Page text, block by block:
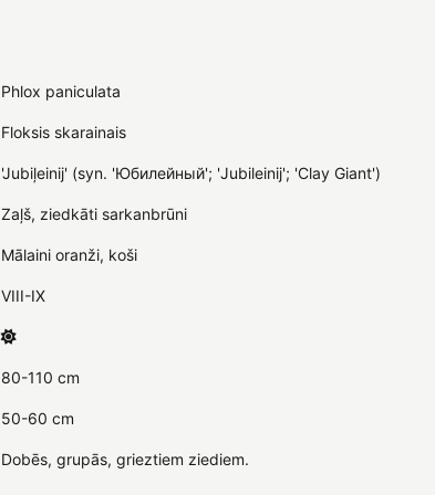
Phlox paniculata
Floksis skarainais
'Jubiļeinij' (syn. 'Юбилейный'; 'Jubileinij'; 'Clay Giant')
Zaļš, ziedkāti sarkanbrūni
Mālaini oranži, koši
VIII-IX
80-110 cm
50-60 cm
Dobēs, grupās, grieztiem ziediem.